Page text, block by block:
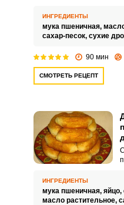
ИНГРЕДИЕНТЫ
мука пшеничная,
сахар-песок, сухие
90 мин
СМОТРЕТЬ РЕЦЕПТ
ИНГРЕДИЕНТЫ
мука пшеничная, яйцо,
масло растительное,